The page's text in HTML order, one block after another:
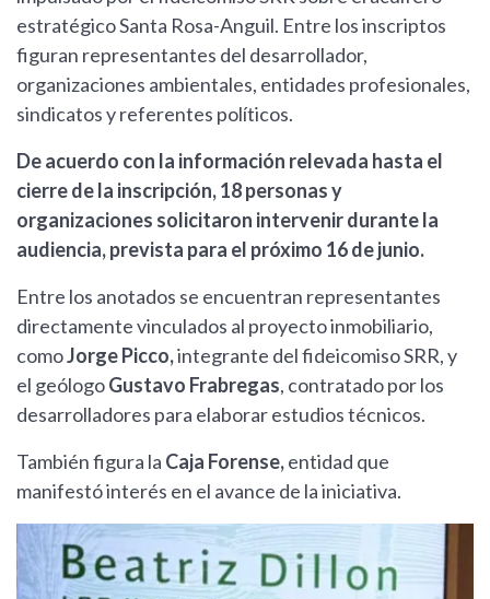
estratégico Santa Rosa-Anguil. Entre los inscriptos
figuran representantes del desarrollador,
organizaciones ambientales, entidades profesionales,
sindicatos y referentes políticos.
De acuerdo con la información relevada hasta el
cierre de la inscripción, 18 personas y
organizaciones solicitaron intervenir durante la
audiencia, prevista para el próximo 16 de junio.
Entre los anotados se encuentran representantes
directamente vinculados al proyecto inmobiliario,
comoJorge Picco,integrante del fideicomiso SRR, y
el geólogoGustavo Frabregas, contratado por los
desarrolladores para elaborar estudios técnicos.
También figura la Caja Forense,entidad que
manifestó interés en el avance de la iniciativa.